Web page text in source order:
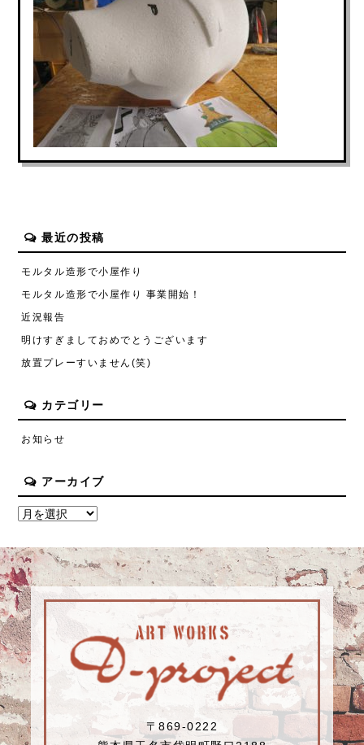
最近の投稿
モルタル造形で小屋作り
モルタル造形で小屋作り 事業開始！
近況報告
明けすぎましておめでとうございます
放置プレーすいません(笑)
カテゴリー
お知らせ
アーカイブ
〒869-0222